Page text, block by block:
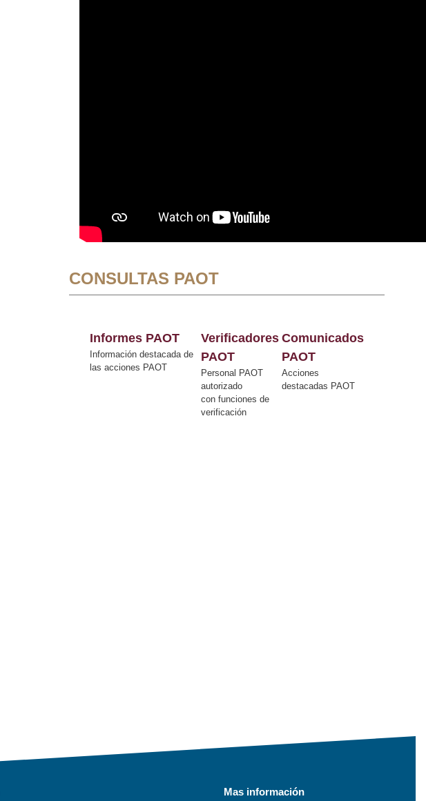
CONSULTAS PAOT
Informes PAOT
Información destacada de
las acciones PAOT
Verificadores
PAOT
Personal PAOT
autorizado
con funciones de
verificación
Comunicados
PAOT
Acciones
destacadas PAOT
Mas información